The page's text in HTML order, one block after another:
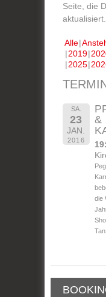
Seite, die
aktualisiert.
Alle
2019
2025
SA.
23
JAN.
2016
&
die